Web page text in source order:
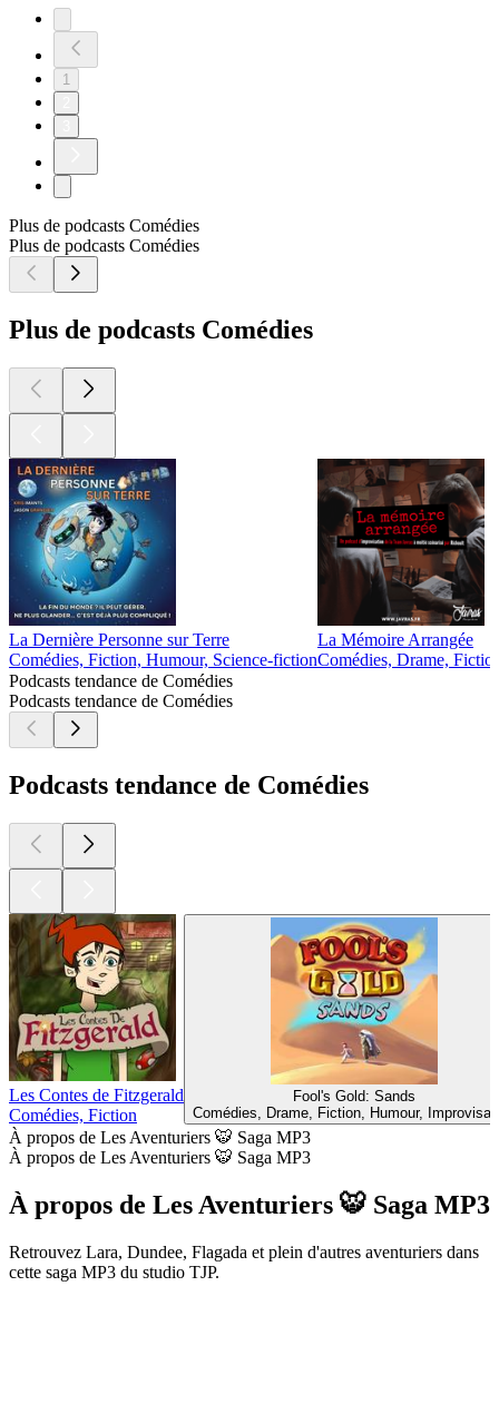
1
Plus de podcasts Comédies
Plus de podcasts Comédies
Plus de podcasts Comédies
La Dernière Personne sur Terre
Comédies, Fiction, Humour, Science-fiction
La Mémoire Arrangée
Comédies, Drame,
Podcasts tendance de Comédies
Podcasts tendance de Comédies
Podcasts tendance de Comédies
Les Contes de Fitzgerald
Comédies, Fiction
Fool's Gold: Sands
Comédies, Drame, Fiction, Humour,
À propos de Les Aventuriers 🐯 Saga MP3
À propos de Les Aventuriers 🐯 Saga MP3
À propos de Les Aventuriers 🐯 Saga MP3
Retrouvez Lara, Dundee, Flagada et plein d'autres aventuriers dans
cette saga MP3 du studio TJP.